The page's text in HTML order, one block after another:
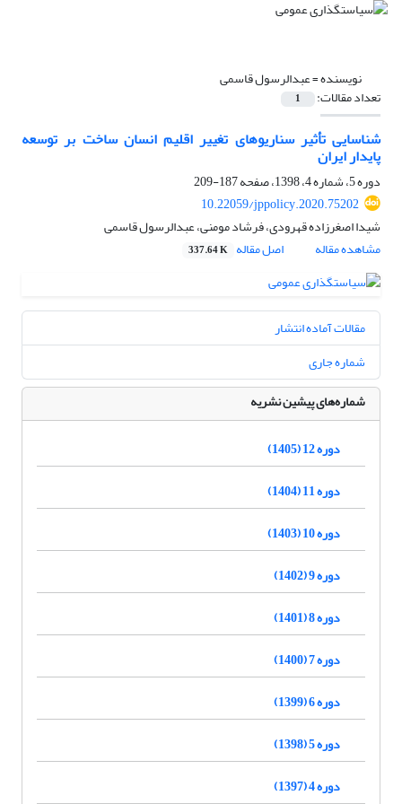
نویسنده =عبدالرسول قاسمی
تعداد مقالات: 1
شناسایی تأثیر سناریوهای تغییر اقلیم انسان ساخت بر توسعه
پایدار ایران
دوره 5، شماره 4، 1398، صفحه
187-209
10.22059/jppolicy.2020.75202
شیدا اصغرزاده قهرودی󠆼، فرشاد مومنی، عبدالرسول قاسمی
مشاهده مقاله
اصل مقاله 337.64 K
مقالات آماده انتشار
شماره جاری
شماره‌های پیشین نشریه
دوره 12 (1405)
دوره 11 (1404)
دوره 10 (1403)
دوره 9 (1402)
دوره 8 (1401)
دوره 7 (1400)
دوره 6 (1399)
دوره 5 (1398)
دوره 4 (1397)